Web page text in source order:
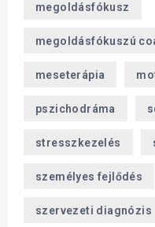
megoldásfókusz
megoldásfókuszú
meseterápia
pszichodráma
stresszkezelés
személyes fejlődés
szervezeti diagnózis